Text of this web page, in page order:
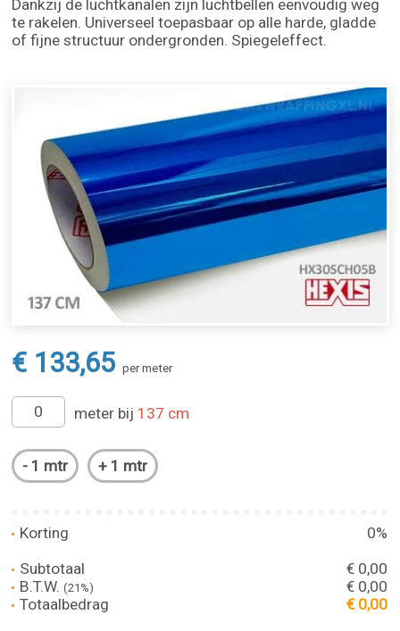
Dankzij de luchtkanalen zijn luchtbellen eenvoudig weg
te rakelen. Universeel toepasbaar op alle harde, gladde
of fijne structuur ondergronden. Spiegeleffect.
€ 133,65 per meter
meter bij 137 cm
Korting
0%
Subtotaal
€ 0,00
B.T.W.(21%)
€ 0,00
Totaalbedrag
€ 0,00